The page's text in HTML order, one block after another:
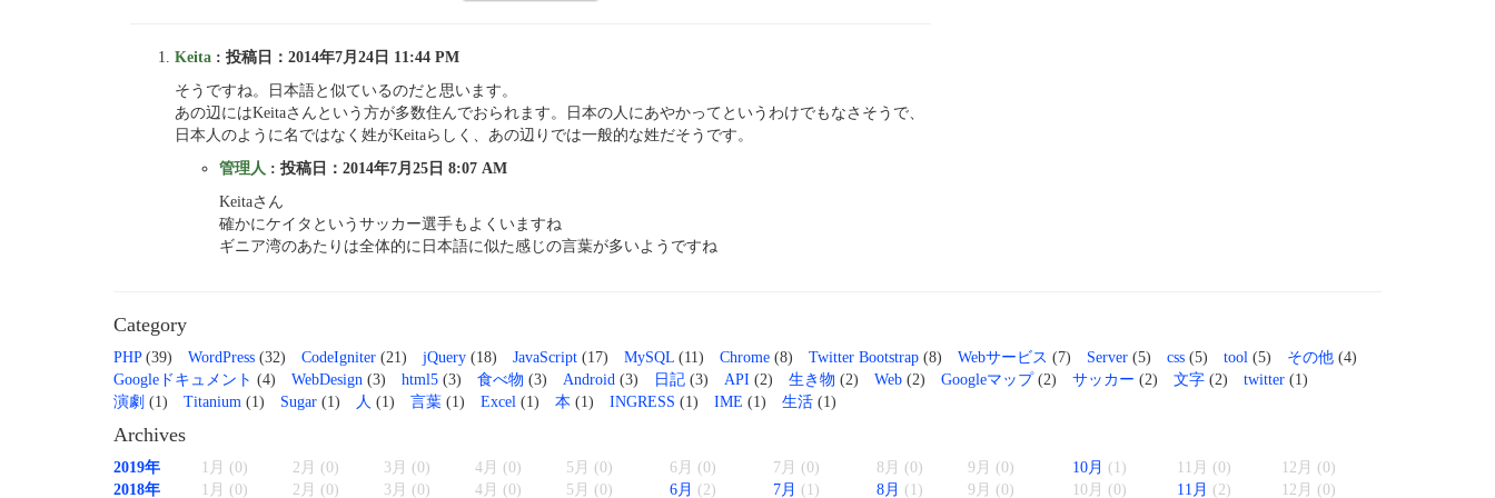
Keita : 投稿日：2014年7月24日 11:44 PM
そうですね。日本語と似ているのだと思います。
あの辺にはKeitaさんという方が多数住んでおられます。日本の人にあやかってというわけでもなさそうで、
日本人のように名ではなく姓がKeitaらしく、あの辺りでは一般的な姓だそうです。
管理人 : 投稿日：2014年7月25日 8:07 AM
Keitaさん
確かにケイタというサッカー選手もよくいますね
ギニア湾のあたりは全体的に日本語に似た感じの言葉が多いようですね
Category
PHP(39) WordPress (32) CodeIgniter (21) jQuery (18) JavaScript (17) MySQL (11) Chrome (8) Twitter Bootstrap (8) Webサービス (7) Server (5) css (5) tool (5) その他 (4)
Googleドキュメント (4) WebDesign (3) html5 (3) 食べ物 (3) Android (3) 日記 (3) API (2) 生き物 (2) Web (2) Googleマップ(2) サッカー (2) 文字 (2) twitter (1)
演劇 (1) Titanium (1) Sugar (1) 人 (1) 言葉 (1) Excel (1) 本 (1) INGRESS (1) IME (1) 生活 (1)
Archives
2019年 1月 (0) 2月 (0) 3月 (0) 4月 (0) 5月 (0) 6月 (0) 7月 (0) 8月 (0) 9月 (0) 10月 (1) 11月 (0)
12月 (0)
2018年
1月 (0) 2月 (0) 3月 (0) 4月 (0) 5月 (0) 6月 (2) 7月 (1) 8月 (1) 9月 (0) 10月 (0) 11月 (2) 12月 (0)